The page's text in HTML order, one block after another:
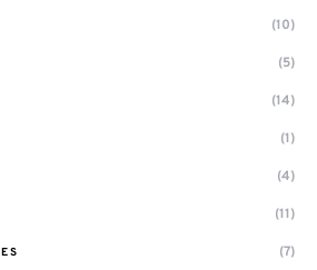
(10)
(5)
(14)
(1)
(4)
(11)
(7)